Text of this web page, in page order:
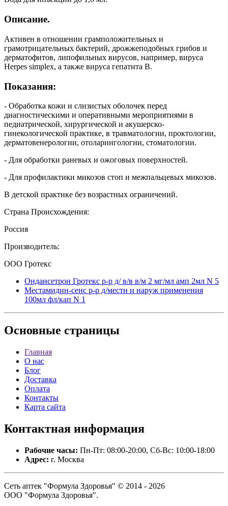
Описание.
Активен в отношении грамположительных и
грамотрицательных бактерий, дрожжеподобных грибов и
дерматофитов, липофильных вирусов, например, вируса
Herpes simplex, а также вируса гепатита В.
Показания:
- Обработка кожи и слизистых оболочек перед
диагностическими и оперативными мероприятиями в
педиатрической, хирургической и акушерско-
гинекологической практике, в травматологии, проктологии,
дерматовенерологии, отоларингологии, стоматологии.
- Для обработки раневых и ожоговых поверхностей.
- Для профилактики микозов стоп и межпальцевых микозов.
В детской практике без возрастных ограничений.
Страна Происхождения:
Россия
Производитель:
ООО Гротекс
Ондансетрон Гротекс р-р д/ в/в в/м 2 мг/мл амп 2мл N 5
Местамидин-сенс р-р д/местн и наруж применения
100мл фл/кап N 1
Основные страницы
Главная
О нас
Блог
Доставка
Оплата
Контакты
Карта сайта
Контактная информация
Рабочие часы: Пн-Пт: 08:00-20:00, Сб-Вс: 10:00-18:00
Адрес: г. Москва
Сеть аптек "Формула Здоровья" © 2014 - 2026
ООО "Формула Здоровья".